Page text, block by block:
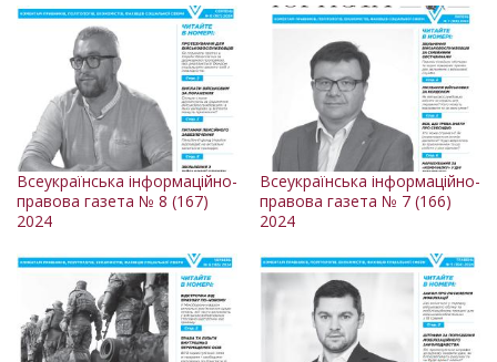
Всеукраїнська інформаційно-
правова газета № 8 (167)
2024
Всеукраїнська інформаційно-
правова газета № 7 (166)
2024